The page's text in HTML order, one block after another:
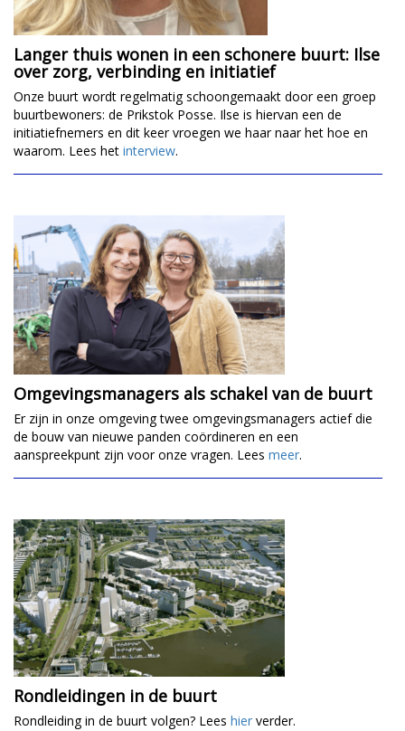
Langer thuis wonen in een schonere buurt: Ilse
over zorg, verbinding en initiatief
Onze buurt wordt regelmatig schoongemaakt door een groep
buurtbewoners: de Prikstok Posse. Ilse is hiervan een de
initiatiefnemers en dit keer vroegen we haar naar het hoe en
waarom. Lees het interview.
Omgevingsmanagers als schakel van de buurt
Er zijn in onze omgeving twee omgevingsmanagers actief die
de bouw van nieuwe panden coördineren en een
aanspreekpunt zijn voor onze vragen. Lees meer.
Rondleidingen in de buurt
Rondleiding in de buurt volgen? Lees hier verder.